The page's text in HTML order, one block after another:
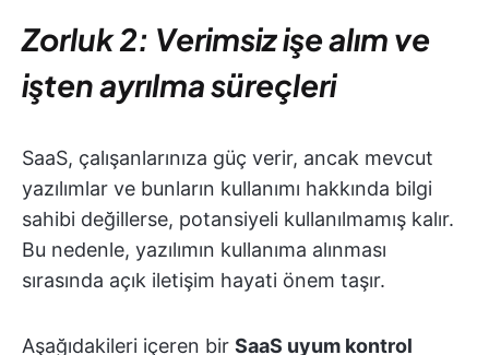
Zorluk 2: Verimsiz işe alım ve
işten ayrılma süreçleri
SaaS, çalışanlarınıza güç verir, ancak mevcut
yazılımlar ve bunların kullanımı hakkında bilgi
sahibi değillerse, potansiyeli kullanılmamış kalır.
Bu nedenle, yazılımın kullanıma alınması
sırasında açık iletişim hayati önem taşır.
Aşağıdakileri içeren bir SaaS uyum kontrol